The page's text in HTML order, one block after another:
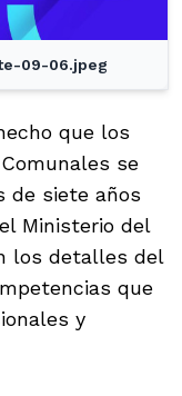
09-06.jpeg
que los
se
de siete años
Ministerio del
los detalles del
que
y